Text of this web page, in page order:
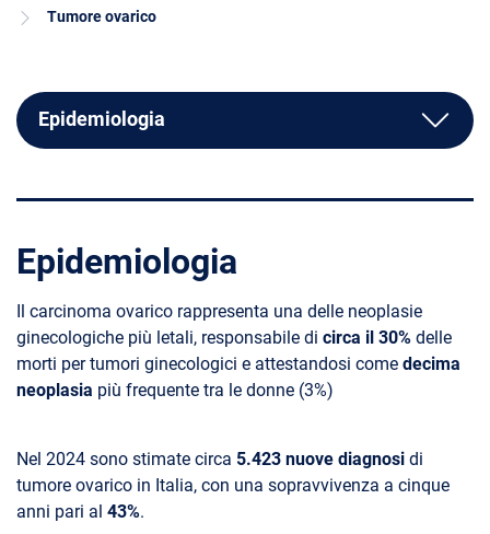
Tumore ovarico
Epidemiologia
Epidemiologia
Il carcinoma ovarico rappresenta una delle neoplasie
ginecologiche più letali, responsabile di circa il 30% delle
morti per tumori ginecologici e attestandosi come decima
neoplasia più frequente tra le donne (3%)
Nel 2024 sono stimate circa 5.423 nuove diagnosi di
tumore ovarico in Italia, con una sopravvivenza a cinque
anni pari al 43%.